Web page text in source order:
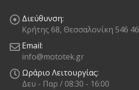
Διεύθυνση:
Κρήτης 68, Θεσσαλονίκη 546 46
Email:
info@mototek.gr
Ωράριο Λειτουργίας:
Δευ - Παρ / 08:30 - 16:00